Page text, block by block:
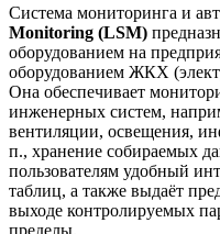
Система мониторинга и
Monitoring (LSM)
оборудованием на
оборудованием ЖКХ
Она обеспечивает
инженерных систем,
вентиляции, освещения,
п., хранение собираемых
пользователям удобный
таблиц, а также выдаёт
выходе контролируемых
пределы.